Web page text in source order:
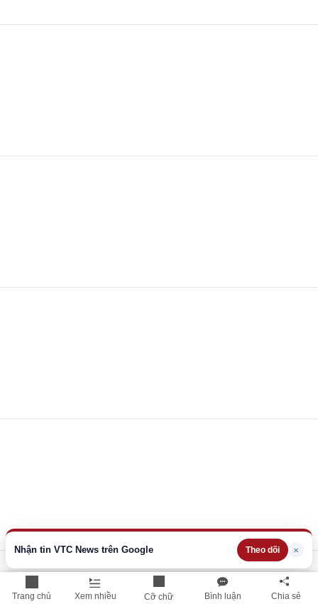
Trang chủ Xem nhiều Cỡ chữ Bình luận Chia sẻ
Nhận tin VTC News trên Google Theo dõi ×